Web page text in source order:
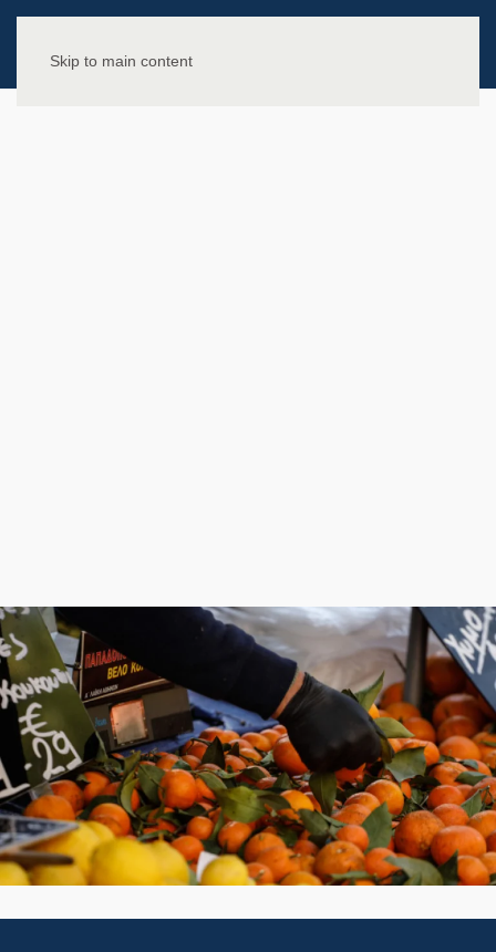
Skip to main content